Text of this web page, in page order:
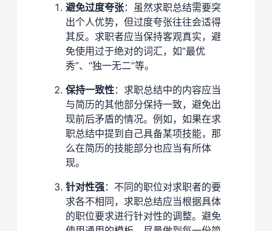
避免过度夸张：虽然求职总结需要突
出个人优势，但过度夸张往往会适得
其反。求职者应当保持客观真实，避
免使用过于绝对的词汇，如“最优
秀”、“独一无二”等。
保持一致性：求职总结中的内容应当
与简历的其他部分保持一致，避免出
现前后矛盾的情况。例如，如果在求
职总结中提到自己具备某项技能，那
么在简历的技能部分也应当有所体
现。
针对性强：不同的职位对求职者的要
求各不相同，求职总结应当根据具体
的职位要求进行针对性的调整。避免